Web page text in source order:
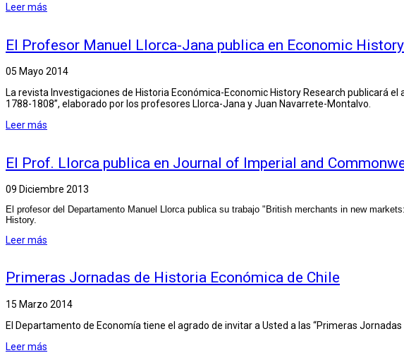
Leer más
El Profesor Manuel Llorca-Jana publica en Economic
05 Mayo 2014
La revista Investigaciones de Historia Económica-Economic History Research publicará
1788-1808”, elaborado por los profesores Llorca-Jana y Juan Navarrete-Montalvo.
Leer más
El Prof. Llorca publica en Journal of Imperial and
09 Diciembre 2013
El profesor del Departamento Manuel Llorca publica su trabajo "British merchants in new
History.
Leer más
Primeras Jornadas de Historia Económica de Chile
15 Marzo 2014
El Departamento de Economía tiene el agrado de invitar a Usted a las “Primeras Jornadas
Leer más